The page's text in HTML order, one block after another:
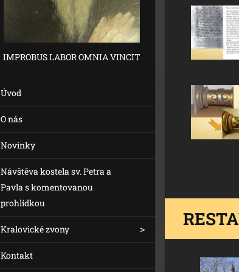
IMPROBUS LABOR OMNIA VINCIT
Úvod
O nás
Novinky
Návštěva kostela sv. Petra a
Pavla s komentovanou
prohlídkou
Kralovické zvony
Kontakt